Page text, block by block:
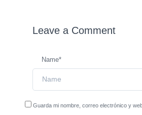
Leave a Comment
Name*
Guarda mi nombre, correo electrónico y